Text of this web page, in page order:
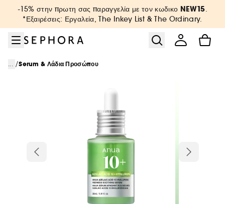
Μετάβαση στο μενού
Μετάβαση στο κύριο περιεχόμενο
Μετάβαση στο υποσέλιδο
-15% στην πρωτη σας παραγγελία με τον κωδικο NEW15.
*Εξαιρέσεις: Εργαλεία, The Inkey List & The Ordinary.
... /Serum & Λάδια Προσώπου